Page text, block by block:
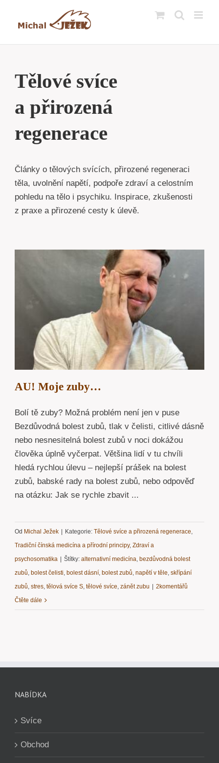
Tělové svíce
a přirozená
regenerace
Články o tělových svících, přirozené regeneraci
těla, uvolnění napětí, podpoře zdraví a celostním
pohledu na tělo i psychiku. Inspirace, zkušenosti
z praxe a přirozené cesty k úlevě.
AU! Moje zuby…
Bolí tě zuby? Možná problém není jen v puse
Bezdůvodná bolest zubů, tlak v čelisti, citlivé dásně
nebo nesnesitelná bolest zubů v noci dokážou
člověka úplně vyčerpat. Většina lidí v tu chvíli
hledá rychlou úlevu – nejlepší prášek na bolest
zubů, babské rady na bolest zubů, nebo odpověď
na otázku: Jak se rychle zbavit ...
Od Michal Ježek Kategorie: Tělové svíce a přirozená regenerace,
Tradiční čínská medicína a přírodní principy, Zdraví a
psychosomatika
Štítky: alternativní medicína, bezdůvodná bolest
zubů, bolest čelisti, bolest dásní, bolest zubů, napětí v těle, skřípání
zubů, stres, tělová svíce S, tělové svíce, zánět zubu
2komentářů
Čtěte dále
NABÍDKA
Svíce
Obchod